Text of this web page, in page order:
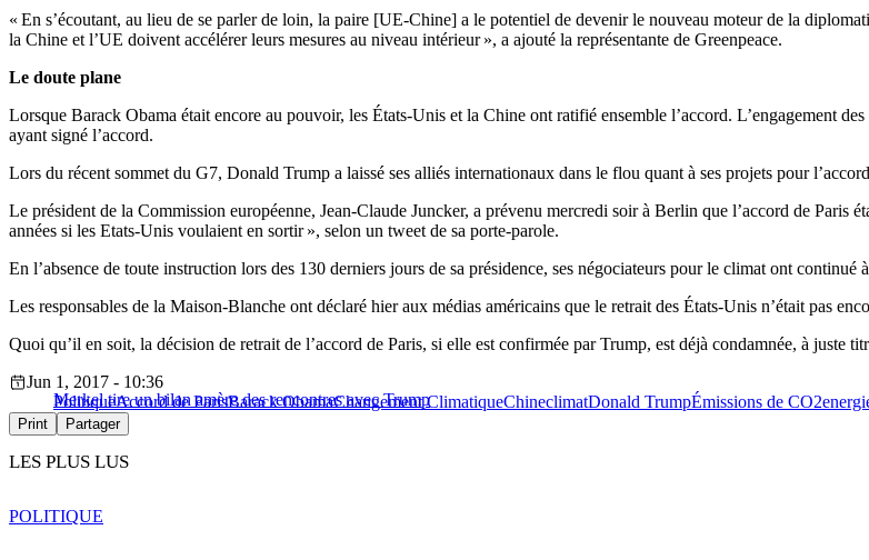
« En s’écoutant, au lieu de se parler de loin, la paire [UE-Chine] a le potentiel de devenir le nouveau moteur de la
la Chine et l’UE doivent accélérer leurs mesures au niveau intérieur », a ajouté la représentante de Greenpeace.
Le doute plane
Lorsque Barack Obama était encore au pouvoir, les États-Unis et la Chine ont ratifié ensemble l’accord. L’engagement
ayant signé l’accord.
Lors du récent sommet du G7, Donald Trump a laissé ses alliés internationaux dans le flou quant à ses projets pour
Le président de la Commission européenne, Jean-Claude Juncker, a prévenu mercredi soir à Berlin que l’accord de Paris
années si les Etats-Unis voulaient en sortir », selon un tweet de sa porte-parole.
En l’absence de toute instruction lors des 130 derniers jours de sa présidence, ses négociateurs pour le climat ont
Les responsables de la Maison-Blanche ont déclaré hier aux médias américains que le retrait des États-Unis n’était pas
Quoi qu’il en soit, la décision de retrait de l’accord de Paris, si elle est confirmée par Trump, est déjà condamnée, à juste
Merkel tire un bilan amère des rencontres avec Trump
Jun 1, 2017 - 10:36
PolitiqueAccord de ParisBarack ObamaChangement ClimatiqueChineclimatDonald TrumpÉmissions de CO2
Print Partager
LES PLUS LUS
POLITIQUE